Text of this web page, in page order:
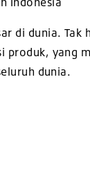
di dunia. Tak
produk, yang
dunia.